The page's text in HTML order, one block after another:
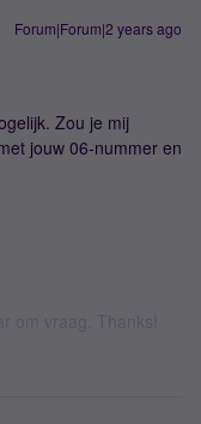
Forum|Forum|2 years ago
Zou je mij
jouw 06-nummer en